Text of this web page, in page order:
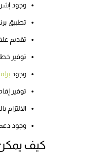
وجود إشراف طبي على مدار 24
تطبيق
تقديم
توفير
وجود
توفير
الالتزام
وجود
كيف